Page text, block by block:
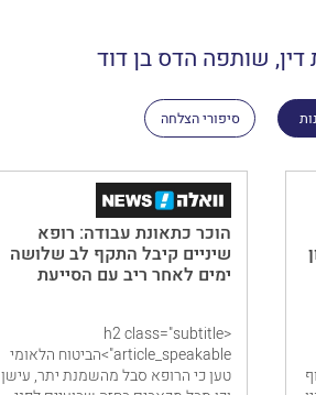
דין, שותפה הדס בן דוד
סיפורי הצלחה
הוכר כתאונת עבודה: רופא
שיניים קיבל התקף לב שלושה
ימים לאחר ריב עם הסייעת
<h2 class="subtitle
article_speakable">הביטוח הלאומי
טען כי הרופא סבל מהשמנת יתר, עישן